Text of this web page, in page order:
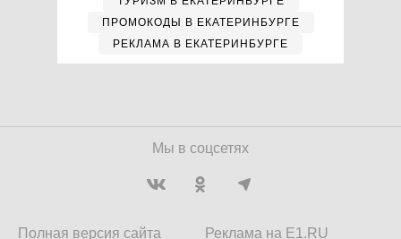
ПРОМОКОДЫ В ЕКАТЕРИНБУРГЕ
РЕКЛАМА В ЕКАТЕРИНБУРГЕ
Мы в соцсетях
Полная версия сайта
Реклама на E1.RU